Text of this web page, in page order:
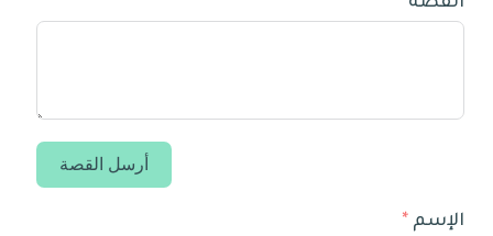
أرسل القصة
الإسم